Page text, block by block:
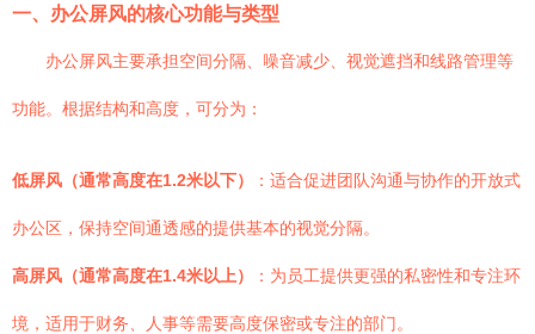
一、办公屏风的核心功能与类型
办公屏风主要承担空间分隔、噪音减少、视觉遮挡和线路管理等
功能。根据结构和高度，可分为：
低屏风（通常高度在1.2米以下） ：适合促进团队沟通与协作的开放式
办公区，保持空间通透感的提供基本的视觉分隔。
高屏风（通常高度在1.4米以上） ：为员工提供更强的私密性和专注环
境，适用于财务、人事等需要高度保密或专注的部门。